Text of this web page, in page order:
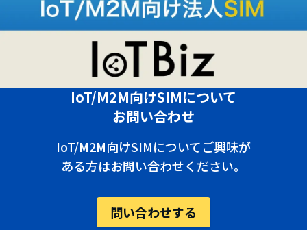
IoT/M2M向けSIMについて
お問い合わせ
IoT/M2M向けSIMについてご興味が
ある方はお問い合わせください。
問い合わせする